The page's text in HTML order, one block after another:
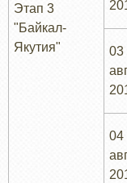
Этап 3
"Байкал-
Якутия"
03
04